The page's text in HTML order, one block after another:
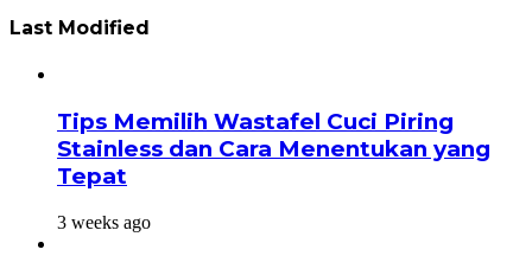
Last Modified
Tips Memilih Wastafel Cuci Piring
Stainless dan Cara Menentukan yang
Tepat
3 weeks ago